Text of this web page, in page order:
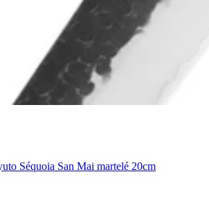
Séquoia San Mai martelé 20cm